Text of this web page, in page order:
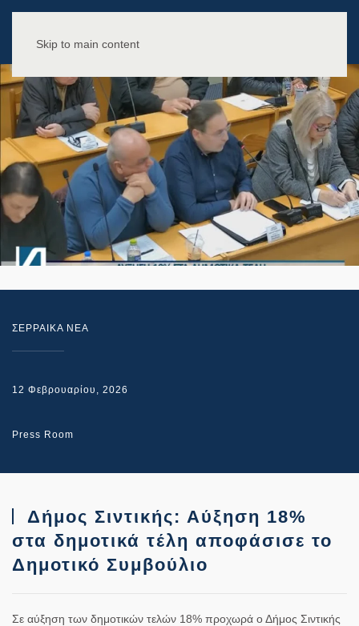
Skip to main content
ΣΕΡΡΑΙΚΑ ΝΕΑ
12 Φεβρουαρίου, 2026
Press Room
Δήμος Σιντικής: Αύξηση 18%
στα δημοτικά τέλη αποφάσισε το
Δημοτικό Συμβούλιο
Σε αύξηση των δημοτικών τελών 18% προχωρά ο Δήμος Σιντικής